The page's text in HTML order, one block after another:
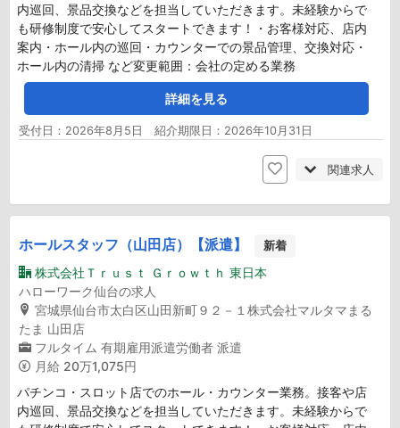
内巡回、景品交換などを担当していただきます。未経験からで
も研修制度で安心してスタートできます！・お客様対応、店内
案内・ホール内の巡回・カウンターでの景品管理、交換対応・
ホール内の清掃 など変更範囲：会社の定める業務
詳細を見る
受付日：2026年8月5日 紹介期限日：2026年10月31日
関連求人
ホールスタッフ（山田店）【派遣】 新着
株式会社Ｔｒｕｓｔ Ｇｒｏｗｔｈ 東日本
ハローワーク仙台の求人
宮城県仙台市太白区山田新町９２－１株式会社マルタマまる
たま 山田店
フルタイム 有期雇用派遣労働者 派遣
月給 20万1,075円
パチンコ・スロット店でのホール・カウンター業務。接客や店
内巡回、景品交換などを担当していただきます。未経験からで